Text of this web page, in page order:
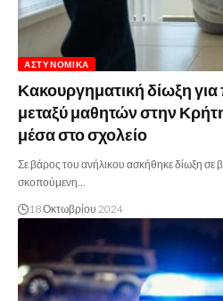
ΑΣΤΥΝΟΜΙΚΆ
Κακουργηματική δίωξη
μεταξύ μαθητών στην
μέσα στο σχολείο
Σε βάρος του ανήλικου ασκήθηκε δίωξη σε
σκοπούμενη…
18 Οκτωβρίου 2024